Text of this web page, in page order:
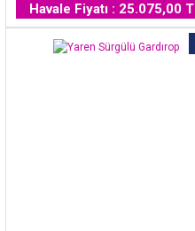
Havale Fiyatı : 25.075,00